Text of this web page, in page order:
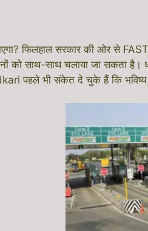
फिलहाल सरकार की ओर से
साथ-साथ चलाया जा सकता है।
पहले भी संकेत दे चुके हैं कि भविष्य